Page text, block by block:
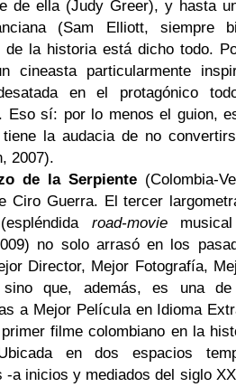
de ella (Judy Greer), y hasta
(Sam Elliott, siempre
de la historia está dicho todo.
cineasta particularmente
en el protagónico
Eso sí: por lo menos el guion,
la audacia de no
2007).
de la Serpiente (Colombia-
Ciro Guerra. El tercer
road-moviemusical
no solo arrasó en los
Director, Mejor Fotografía,
sino que, además, es una
a Mejor Película en Idioma
filme colombiano en la
en dos espacios
-a inicios y mediados del siglo